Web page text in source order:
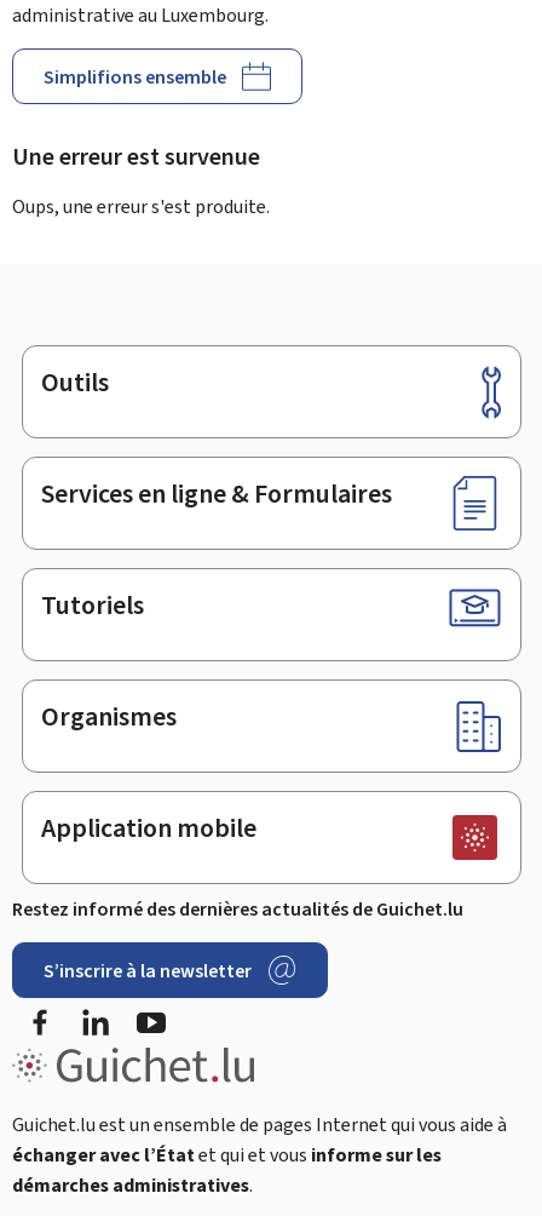
administrative au Luxembourg.
Simplifions ensemble
Une erreur est survenue
Oups, une erreur s'est produite.
Pied
de
page
Outils
Services en ligne & Formulaires
Tutoriels
Organismes
Application mobile
Restez informé des dernières actualités de Guichet.lu
S’inscrire à la newsletter
FacebookLinkedIn
Guichet.lu est un ensemble de pages Internet qui vous aide à
échanger avec l’Étatet qui et vous informe sur les
démarches administratives.